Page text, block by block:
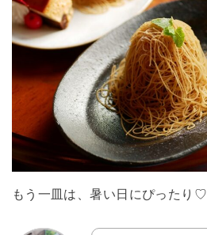
もう一皿は、暑い日にぴったり♡